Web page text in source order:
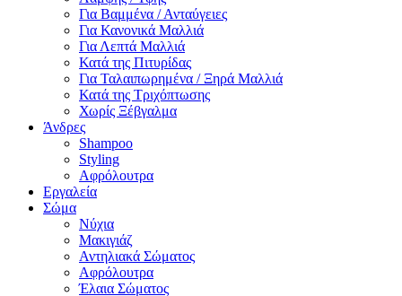
Για Βαμμένα / Ανταύγειες
Για Κανονικά Μαλλιά
Για Λεπτά Μαλλιά
Κατά της Πιτυρίδας
Για Ταλαιπωρημένα / Ξηρά Μαλλιά
Κατά της Τριχόπτωσης
Χωρίς Ξέβγαλμα
Άνδρες
Shampoo
Styling
Αφρόλουτρα
Εργαλεία
Σώμα
Νύχια
Μακιγιάζ
Αντηλιακά Σώματος
Αφρόλουτρα
Έλαια Σώματος